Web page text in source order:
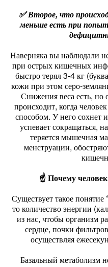
✅ Второе, что
меньше есть при
Наверняка вы наблюдали
при острых кишечных
быстро терял 3-4 кг
кожи при этом серо-
Снижения веса есть, но
происходит, когда
способом. У него сохнет
успевает сокращаться,
теряется мышечная
менструации,
☝ Почему человек
Существует такое понятие
то количество энергии
из нас, чтобы организм
сердце, почки
осуществляя
Базальный метаболизм